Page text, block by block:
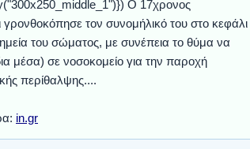
Ο 17χρονος
γρονθοκόπησε τον συνομήλικό του στο κεφάλι
του σώματος, με συνέπεια το θύμα να
μέσα) σε νοσοκομείο για την παροχή
περίθαλψης....
in.gr